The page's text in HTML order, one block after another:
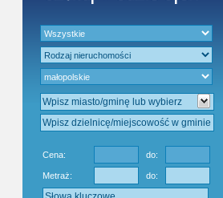
Cena: do:
Metraż: do: